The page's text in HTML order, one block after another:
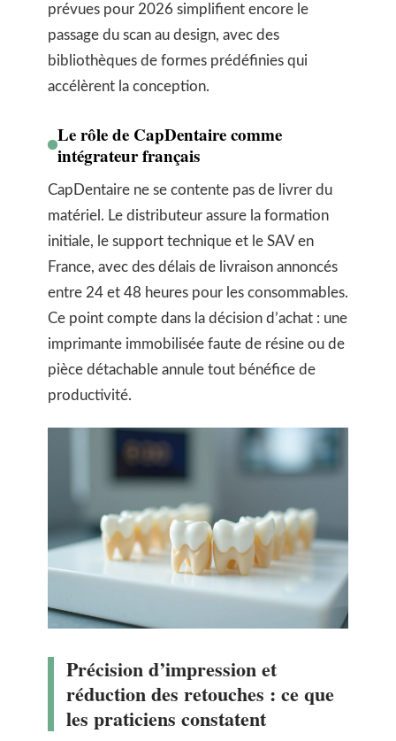
prévues pour 2026 simplifient encore le
passage du scan au design, avec des
bibliothèques de formes prédéfinies qui
accélèrent la conception.
Le rôle de CapDentaire comme
intégrateur français
CapDentaire ne se contente pas de livrer du
matériel. Le distributeur assure la formation
initiale, le support technique et le SAV en
France, avec des délais de livraison annoncés
entre 24 et 48 heures pour les consommables.
Ce point compte dans la décision d’achat : une
imprimante immobilisée faute de résine ou de
pièce détachable annule tout bénéfice de
productivité.
Précision d’impression et
réduction des retouches : ce que
les praticiens constatent